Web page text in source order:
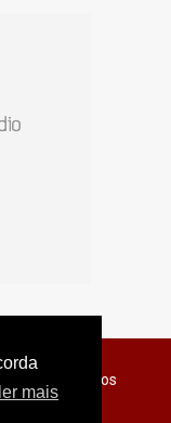
ler mais
os direitos